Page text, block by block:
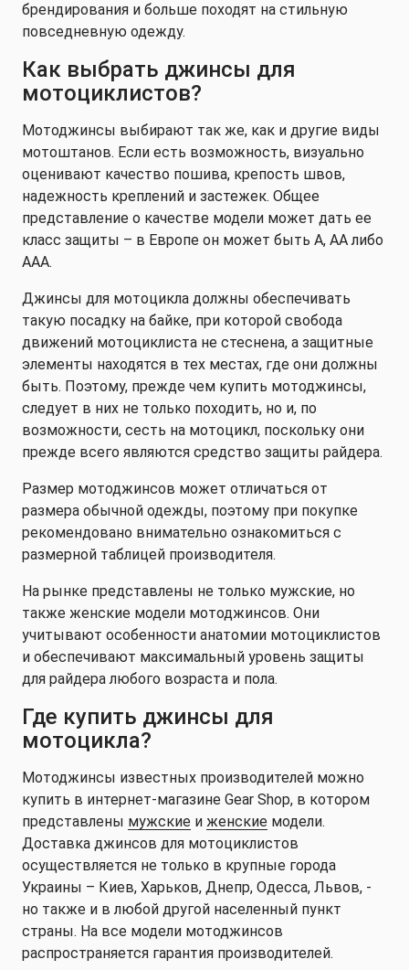
брендирования и больше походят на стильную
повседневную одежду.
Как выбрать джинсы для
мотоциклистов?
Мотоджинсы выбирают так же, как и другие виды
мотоштанов. Если есть возможность, визуально
оценивают качество пошива, крепость швов,
надежность креплений и застежек. Общее
представление о качестве модели может дать ее
класс защиты – в Европе он может быть А, АА либо
ААА.
Джинсы для мотоцикла должны обеспечивать
такую посадку на байке, при которой свобода
движений мотоциклиста не стеснена, а защитные
элементы находятся в тех местах, где они должны
быть. Поэтому, прежде чем купить мотоджинсы,
следует в них не только походить, но и, по
возможности, сесть на мотоцикл, поскольку они
прежде всего являются средство защиты райдера.
Размер мотоджинсов может отличаться от
размера обычной одежды, поэтому при покупке
рекомендовано внимательно ознакомиться с
размерной таблицей производителя.
На рынке представлены не только мужские, но
также женские модели мотоджинсов. Они
учитывают особенности анатомии мотоциклистов
и обеспечивают максимальный уровень защиты
для райдера любого возраста и пола.
Где купить джинсы для
мотоцикла?
Мотоджинсы известных производителей можно
купить в интернет-магазине Gear Shop, в котором
представлены мужские и женские модели.
Доставка джинсов для мотоциклистов
осуществляется не только в крупные города
Украины – Киев, Харьков, Днепр, Одесса, Львов, -
но также и в любой другой населенный пункт
страны. На все модели мотоджинсов
распространяется гарантия производителей.